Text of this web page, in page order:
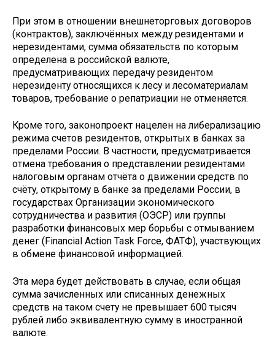
При этом в отношении внешнеторговых договоров
(контрактов), заключённых между резидентами и
нерезидентами, сумма обязательств по которым
определена в российской валюте,
предусматривающих передачу резидентом
нерезиденту относящихся к лесу и лесоматериалам
товаров, требование о репатриации не отменяется.
Кроме того, законопроект нацелен на либерализацию
режима счетов резидентов, открытых в банках за
пределами России. В частности, предусматривается
отмена требования о представлении резидентами
налоговым органам отчёта о движении средств по
счёту, открытому в банке за пределами России, в
государствах Организации экономического
сотрудничества и развития (ОЭСР) или группы
разработки финансовых мер борьбы с отмыванием
денег (Financial Action Task Force, ФАТФ), участвующих
в обмене финансовой информацией.
Эта мера будет действовать в случае, если общая
сумма зачисленных или списанных денежных
средств на таком счету не превышает 600 тысяч
рублей либо эквивалентную сумму в иностранной
валюте.